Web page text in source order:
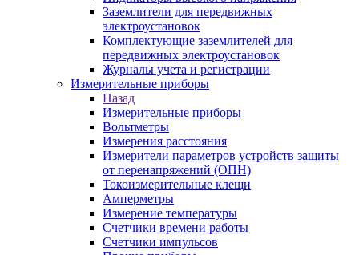
Заземлители для передвижных
электроустановок
Комплектующие заземлителей для
передвижных электроустановок
Журналы учета и регистрации
Измерительные приборы
Назад
Измерительные приборы
Вольтметры
Измерения расстояния
Измерители параметров устройств защиты
от перенапряжений (ОПН)
Токоизмерительные клещи
Амперметры
Измерение температуры
Счетчики времени работы
Счетчики импульсов